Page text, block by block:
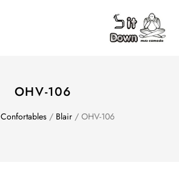
OHV-106
Confortables / Blair / OHV-106